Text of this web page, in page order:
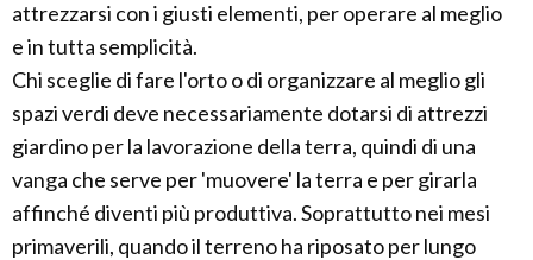
attrezzarsi con i giusti elementi, per operare al meglio
e in tutta semplicità.
Chi sceglie di fare l'orto o di organizzare al meglio gli
spazi verdi deve necessariamente dotarsi di attrezzi
giardino per la lavorazione della terra, quindi di una
vanga che serve per 'muovere' la terra e per girarla
affinché diventi più produttiva. Soprattutto nei mesi
primaverili, quando il terreno ha riposato per lungo